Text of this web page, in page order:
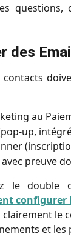
questions,
des
au
up,
preuve
le double
configurer
le
et les